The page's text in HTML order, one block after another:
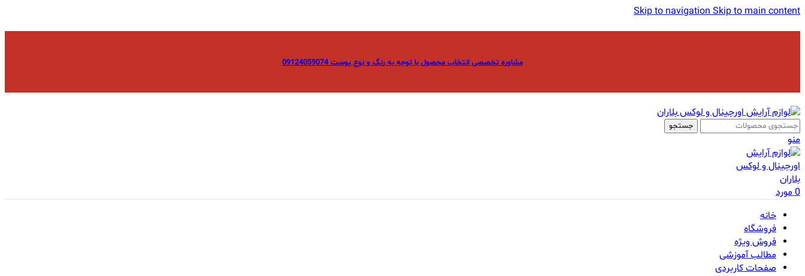
Skip to navigationSkip to main content
مشاوره تخصصی انتخاب محصول با توجه به رنگ و نوع پوست 09124059074
جستجو
منو
0مورد
خانه
فروشگاه
فروش ویژه
مطالب آموزشی
صفحات کاربردی